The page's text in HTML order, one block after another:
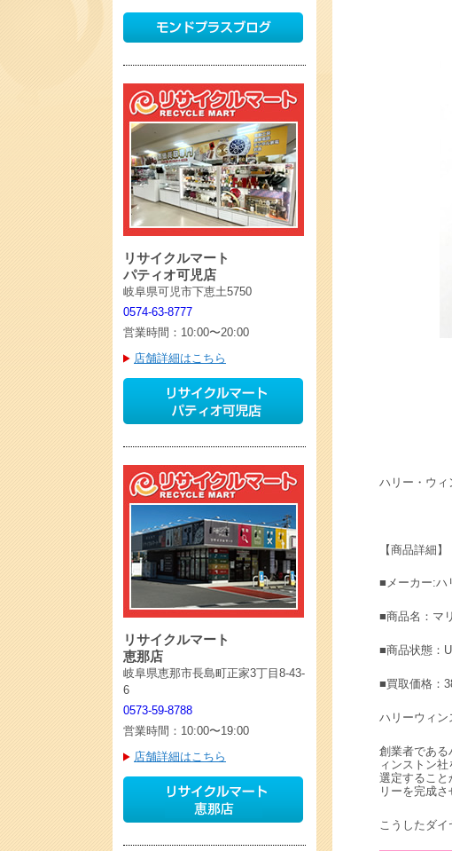
ハリー・ウィ
【商品詳細】
■メーカー:ハ
■商品名：マ
■商品状態：
■買取価格：
ハリーウィン
創業者である
ィンストン
選定すること
リーを完成さ
こうしたダ
リサイクルマート
パティオ可児店
岐阜県可児市下恵土5750
0574-63-8777
営業時間：10:00〜20:00
店舗詳細はこちら
リサイクルマート
恵那店
岐阜県恵那市長島町正家3丁目8-43-
6
0573-59-8788
営業時間：10:00〜19:00
店舗詳細はこちら